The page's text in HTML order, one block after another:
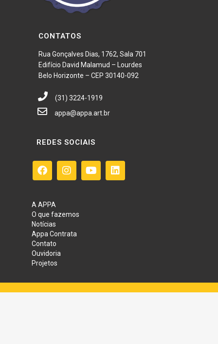
CONTATOS
Rua Gonçalves Dias, 1762, Sala 701
Edifício David Malamud – Lourdes
Belo Horizonte – CEP 30140-092
(31) 3224-1919
appa@appa.art.br
REDES SOCIAIS
A APPA
O que fazemos
Notícias
Appa Contrata
Contato
Ouvidoria
Projetos